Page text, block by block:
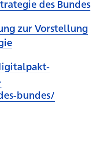
des Bundes
zur Vorstellung
bundes/